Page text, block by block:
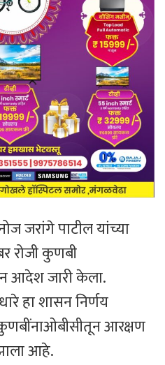
जरांगे पाटील यांच्या
रोजी कुणबी
आदेश जारी केला.
हा शासन निर्णय
आरक्षण
आहे.